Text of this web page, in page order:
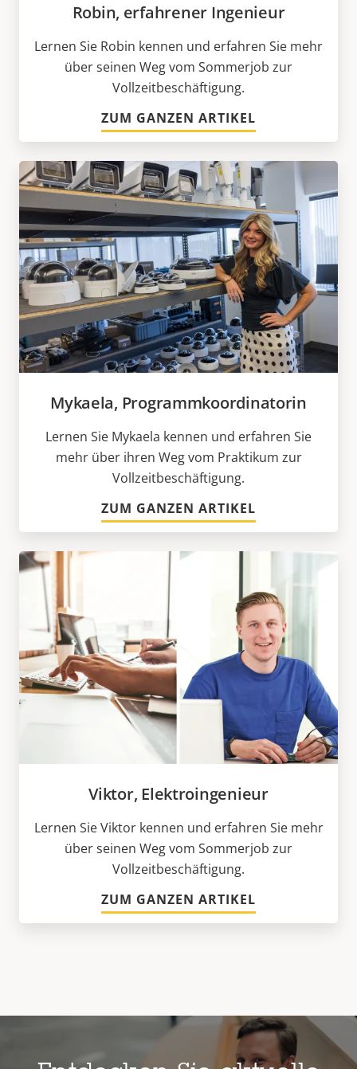
Robin, erfahrener Ingenieur
Lernen Sie Robin kennen und erfahren Sie mehr
über seinen Weg vom Sommerjob zur
Vollzeitbeschäftigung.
ZUM GANZEN ARTIKEL
Mykaela, Programmkoordinatorin
Lernen Sie Mykaela kennen und erfahren Sie
mehr über ihren Weg vom Praktikum zur
Vollzeitbeschäftigung.
ZUM GANZEN ARTIKEL
Viktor, Elektroingenieur
Lernen Sie Viktor kennen und erfahren Sie mehr
über seinen Weg vom Sommerjob zur
Vollzeitbeschäftigung.
ZUM GANZEN ARTIKEL